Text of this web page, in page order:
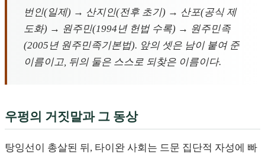
번인(일제) → 산지인(전후 초기) → 산포(공식 제
도화) → 원주민(1994년 헌법 수록) → 원주민족
(2005년 원주민족기본법). 앞의 셋은 남이 붙여 준
이름이고, 뒤의 둘은 스스로 되찾은 이름이다.
우펑의 거짓말과 그 동상
탕잉선이 총살된 뒤, 타이완 사회는 드문 집단적 자성에 빠